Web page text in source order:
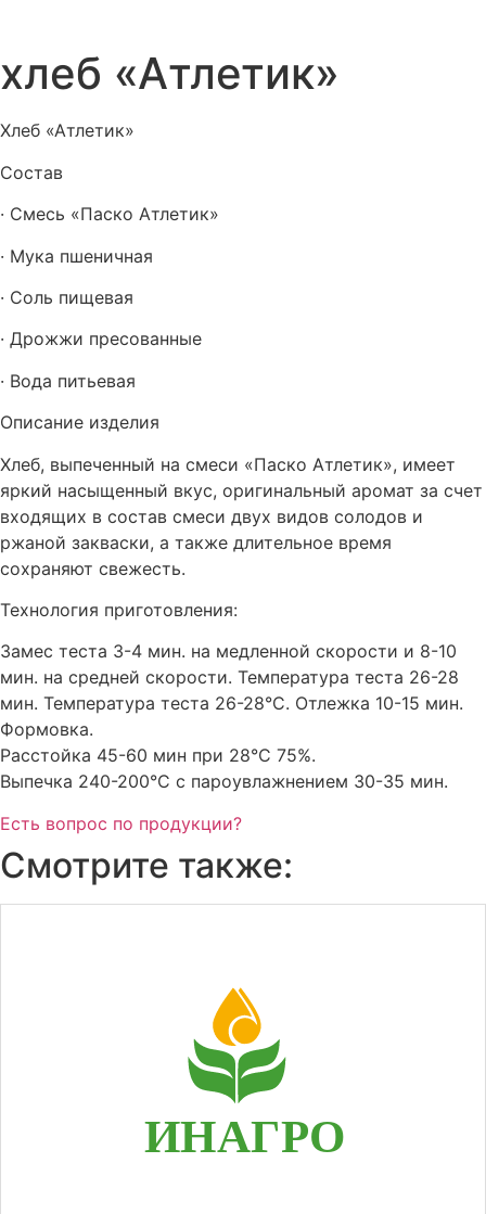
хлеб «Атлетик»
Хлеб «Атлетик»
Состав
· Смесь «Паско Атлетик»
· Мука пшеничная
· Соль пищевая
· Дрожжи пресованные
· Вода питьевая
Описание изделия
Хлеб, выпеченный на смеси «Паско Атлетик», имеет
яркий насыщенный вкус, оригинальный аромат за счет
входящих в состав смеси двух видов солодов и
ржаной закваски, а также длительное время
сохраняют свежесть.
Технология приготовления:
Замес теста 3-4 мин. на медленной скорости и 8-10
мин. на средней скорости. Температура теста 26-28
мин. Температура теста 26-28°С. Отлежка 10-15 мин.
Формовка.
Расстойка 45-60 мин при 28°С 75%.
Выпечка 240-200°С с пароувлажнением 30-35 мин.
Есть вопрос по продукции?
Смотрите также: